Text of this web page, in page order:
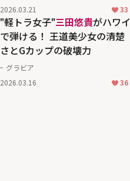
2026.03.21
33
"軽トラ女子"三田悠貴がハワイ
で弾ける！ 王道美少女の清楚
さとGカップの破壊力
グラビア
2026.03.16
36